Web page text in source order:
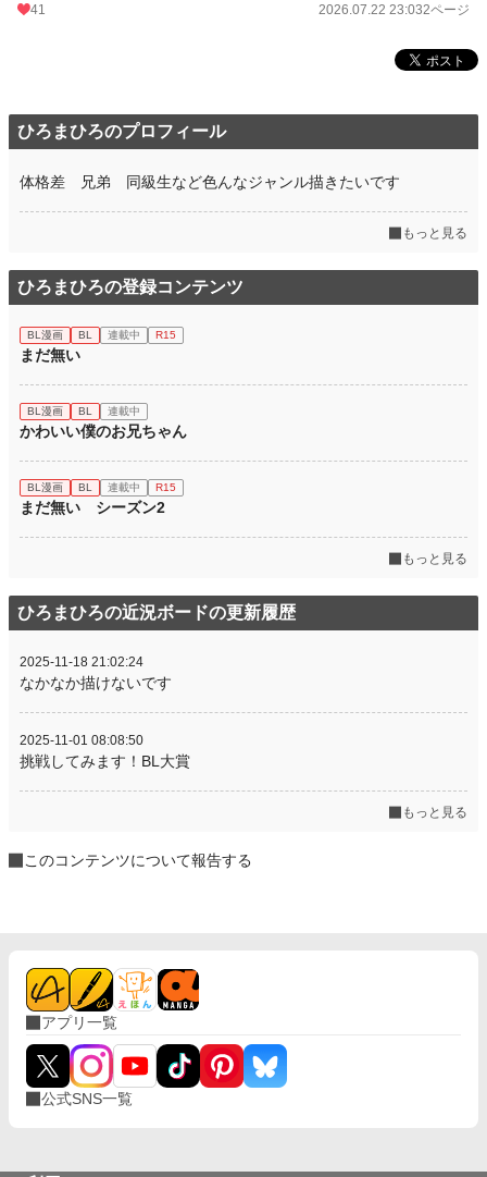
41 2026.07.22 23:032ページ
ひろまひろのプロフィール
体格差 兄弟 同級生など色んなジャンル描きたいです
もっと見る
ひろまひろの登録コンテンツ
BL漫画 BL 連載中 R15
まだ無い
BL漫画 BL 連載中
かわいい僕のお兄ちゃん
BL漫画 BL 連載中 R15
まだ無い シーズン2
もっと見る
ひろまひろの近況ボードの更新履歴
2025-11-18 21:02:24
なかなか描けないです
2025-11-01 08:08:50
挑戦してみます！BL大賞
もっと見る
このコンテンツについて報告する
アプリ一覧
公式SNS一覧